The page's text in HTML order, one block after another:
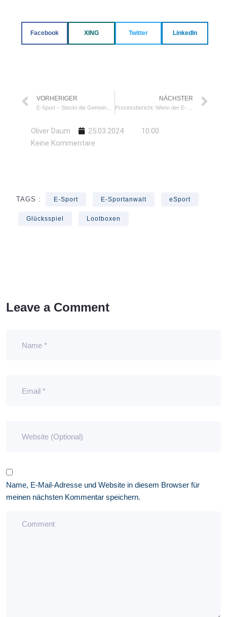
Facebook XING Twitter LinkedIn
VORHERIGER NÄCHSTER
Oliver Daum 25.03.2024
10:00
Keine Kommentare
TAGS : E-Sport E-Sportanwalt eSport
Glücksspiel Lootboxen
Leave a Comment
Name, E-Mail-Adresse und Website in diesem Browser für
meinen nächsten Kommentar speichern.